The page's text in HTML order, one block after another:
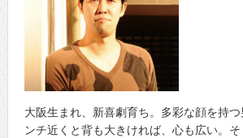
大阪生まれ、新喜劇育ち。多彩な顔を持
ンチ近くと背も大きければ、心も広い。